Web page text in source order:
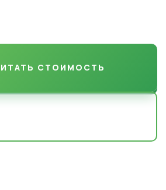
СТОИМОСТЬ